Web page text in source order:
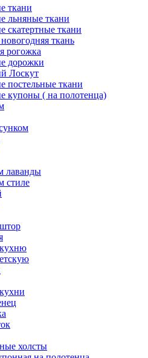
ткани
льняные ткани
скатертные ткани
ткань
рогожка
дорожки
Лоскут
постельные ткани
купоны ( на полотенца)
лаванды
стиле
холсты